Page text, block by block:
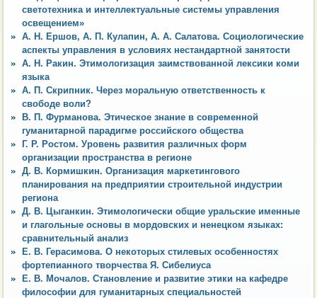
светотехника и интеллектуальные системы управления
освещением»
А. Н. Ершов, А. П. Кулапин, А. А. Салатова. Социологические
аспекты управления в условиях нестандартной занятости
А. Н. Ракин. Этимологизация заимствованной лексики коми
языка
А. П. Скрипник. Через моральную ответственность к
свободе воли?
В. П. Фурманова. Этическое знание в современной
гуманитарной парадигме российского общества
Г. Р. Ростом. Уровень развития различных форм
организации пространства в регионе
Д. В. Кормишкин. Организация маркетингового
планирования на предприятии строительной индустрии
региона
Д. В. Цыганкин. Этимологически общие уральские именные
и глагольные основы в мордовских и ненецком языках:
сравнительный анализ
Е. В. Герасимова. О некоторых стилевых особенностях
фортепианного творчества Я. Сибелиуса
Е. В. Мочалов. Становление и развитие этики на кафедре
философии для гуманитарных специальностей